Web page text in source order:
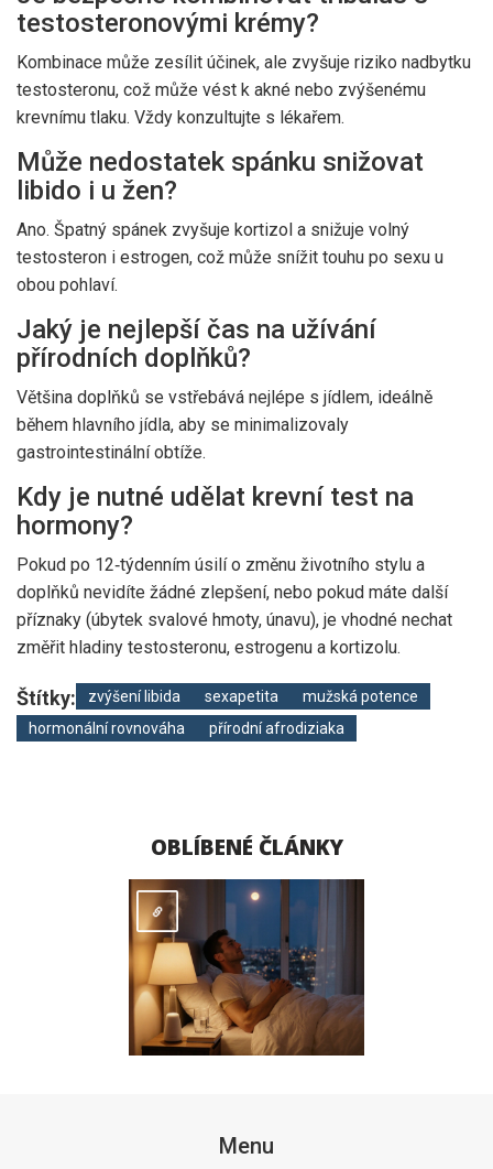
testosteronovými krémy?
Kombinace může zesílit účinek, ale zvyšuje riziko nadbytku
testosteronu, což může vést k akné nebo zvýšenému
krevnímu tlaku. Vždy konzultujte s lékařem.
Může nedostatek spánku snižovat
libido i u žen?
Ano. Špatný spánek zvyšuje kortizol a snižuje volný
testosteron i estrogen, což může snížit touhu po sexu u
obou pohlaví.
Jaký je nejlepší čas na užívání
přírodních doplňků?
Většina doplňků se vstřebává nejlépe s jídlem, ideálně
během hlavního jídla, aby se minimalizovaly
gastrointestinální obtíže.
Kdy je nutné udělat krevní test na
hormony?
Pokud po 12‑týdenním úsilí o změnu životního stylu a
doplňků nevidíte žádné zlepšení, nebo pokud máte další
příznaky (úbytek svalové hmoty, únavu), je vhodné nechat
změřit hladiny testosteronu, estrogenu a kortizolu.
Štítky: zvýšení libida sexapetita
mužská potence
hormonální rovnováha
přírodní afrodiziaka
OBLÍBENÉ ČLÁNKY
Menu